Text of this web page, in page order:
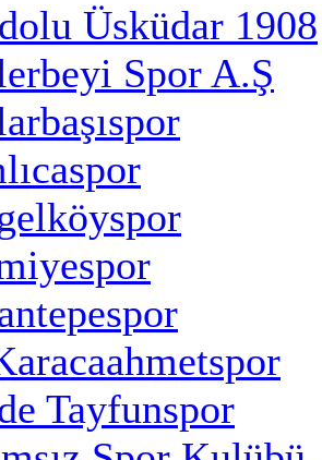
Üsküdar 1908
Spor A.Ş
Tayfunspor